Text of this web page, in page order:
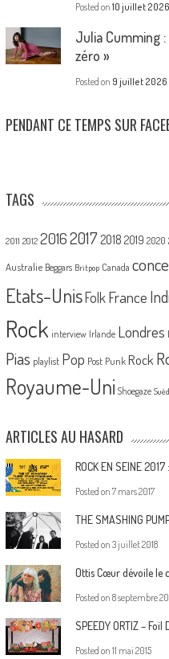
Posted on 10 juillet 2026
Julia Cumming
zéro »
Posted on 9 juillet 2026
PENDANT CE TEMPS SUR
TAGS
2011 2012 20162017 2018 2019 2020
Australie Beggars Britpop Canada
Etats-UnisFolk France
Rock interview Irlande Londres
Pias playlist Pop Post Punk Rock
Royaume-Uni Shoegaze
ARTICLES AU HASARD
ROCK EN SEINE
Posted on 7 mars 2017
THE SMASHING
Posted on 3 juillet 2018
Ottis Cœur dévoile le
Posted on 8 septembre
SPEEDY ORTIZ – Foil
Posted on 11 mai 2015